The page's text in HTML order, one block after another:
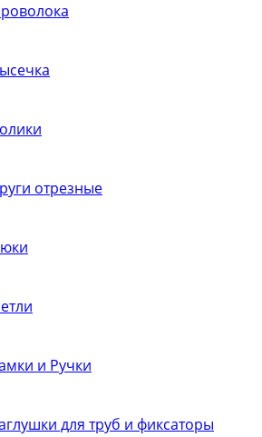
отрезные
и Ручки
для труб и фиксаторы